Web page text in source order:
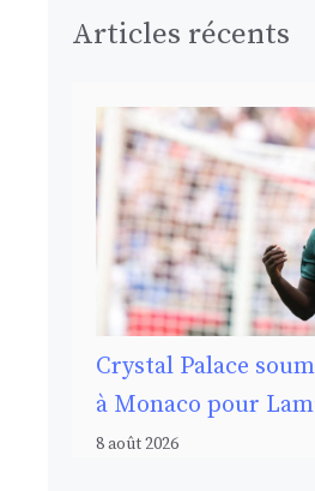
Articles récents
Crystal Palace
à Monaco pour
8 août 2026